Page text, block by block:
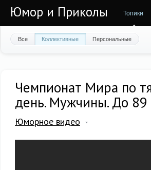
Юмор и Приколы Топики
Все Коллективные Персональные
Чемпионат Мира по
день. Мужчины. До 89
Юморное видео